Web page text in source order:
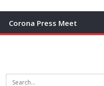
Corona Press Meet